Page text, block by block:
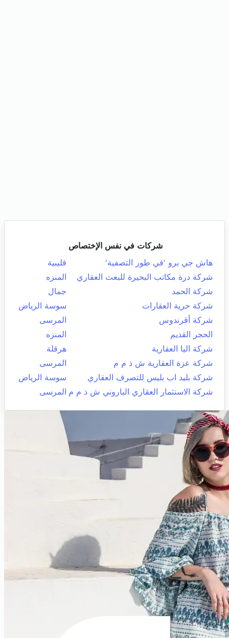
شركات في نفس الإختصاص
هاش جي برو 'في طور التصفية'
قليبية
شركة درة مكاتب البحيرة للبعث العقاري
المنزه
شركة الحمد
جمال
شركة حرية العقارات
سوسة الرياض
شركة أقرندوس
المرسى
الحجر القديم
المنزه
شركة اليا العقارية
هرقلة
شركة عزة العقارية ش ذ م م
المرسى
شركة بليد اب بليس للتصرف العقاري
سوسة الرياض
شركة الاستثمار العقاري الباروني ش ذ م م المرسى